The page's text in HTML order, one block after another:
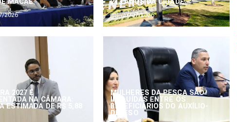
MACAÉ
2026
213 ANOS DA CIDADE
27/07/2026
2027 É
NA CÂMARA:
ESTIMADA DE R$ 5,88
MULHERES DA PESCA SÃO
INCLUÍDAS ENTRE OS
BENEFICIÁRIOS DO AUXÍLIO-
DEFESO